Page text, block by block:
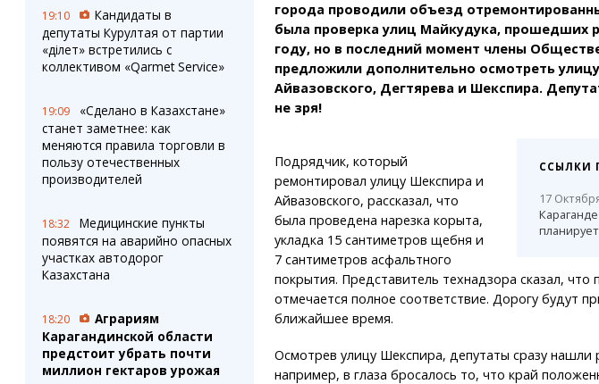
19:10
Кандидаты в
депутаты Курултая от партии
«Әділет» встретились с
коллективом «Qarmet Service»
19:09
«Сделано в Казахстане»
станет заметнее: как
меняются правила торговли в
пользу отечественных
производителей
18:32
Медицинские пункты
появятся на аварийно опасных
участках автодорог
Казахстана
18:20
Аграриям
Карагандинской области
предстоит убрать почти
миллион гектаров урожая
города проводили объезд
была проверка улиц Майкудука, прошедших
году, но в последний момент члены
предложили дополнительно осмотреть
Айвазовского, Дегтярева и Шекспира.
не зря!
ССЫЛКИ
17
Подрядчик, который
ремонтировал улицу Шекспира и
Айвазовского, рассказал, что
была проведена нарезка корыта,
укладка 15 сантиметров щебня и
7 сантиметров асфальтного
покрытия. Представитель технадзора сказал, что
отмечается полное соответствие. Дорогу будут
ближайшее время.
Осмотрев улицу Шекспира, депутаты сразу нашли
например, в глаза бросалось то, что край